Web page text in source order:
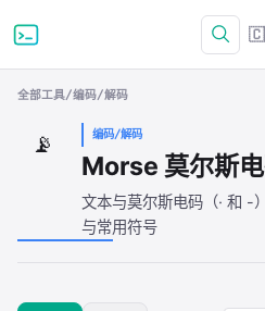
全部工具/编码/解码
📡 编码/解码
Morse 莫尔斯
文本与莫尔斯电码（· 和 -
与常用符号